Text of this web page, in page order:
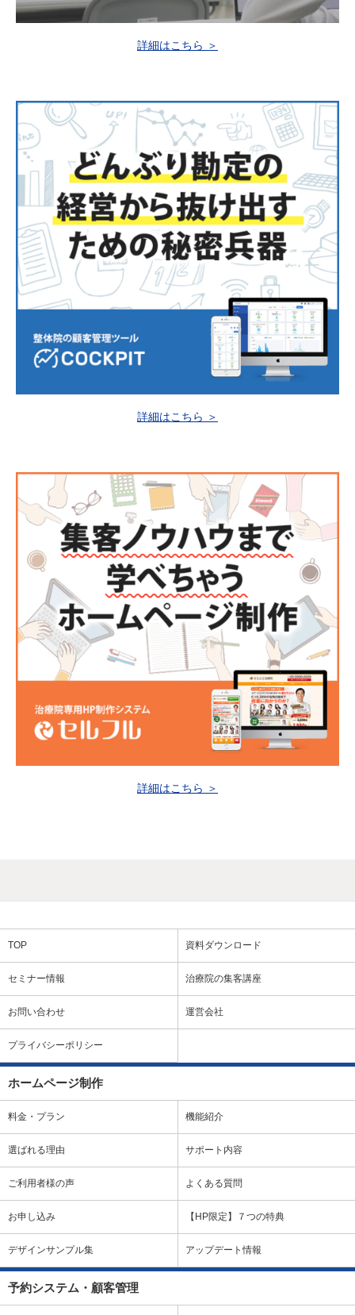
詳細はこちら ＞
詳細はこちら ＞
詳細はこちら ＞
TOP 資料ダウンロード
セミナー情報 治療院の集客講座
お問い合わせ 運営会社
プライバシーポリシー
ホームページ制作
料金・プラン 機能紹介
選ばれる理由 サポート内容
ご利用者様の声 よくある質問
お申し込み 【HP限定】７つの特典
デザインサンプル集 アップデート情報
予約システム・顧客管理